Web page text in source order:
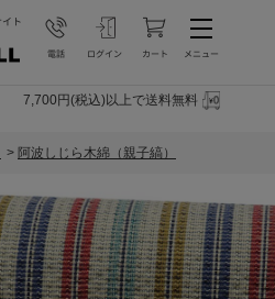
7,700円(税込)以上で送料無料
> 阿波しじら木綿（親子縞）